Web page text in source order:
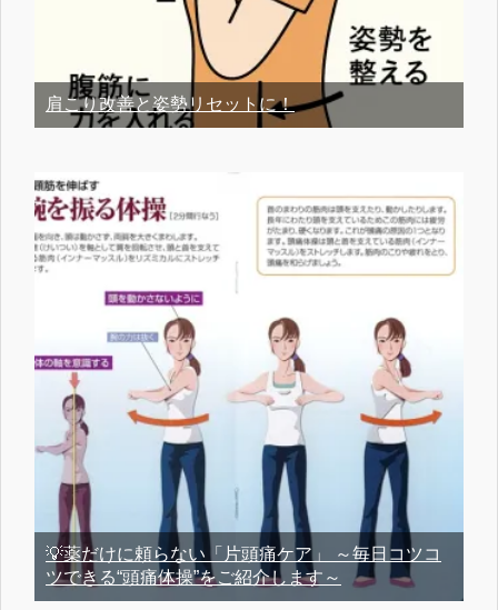
肩こり改善と姿勢リセットに！
💡薬だけに頼らない「片頭痛ケア」 ～毎日コツコ
ツできる“頭痛体操”をご紹介します～